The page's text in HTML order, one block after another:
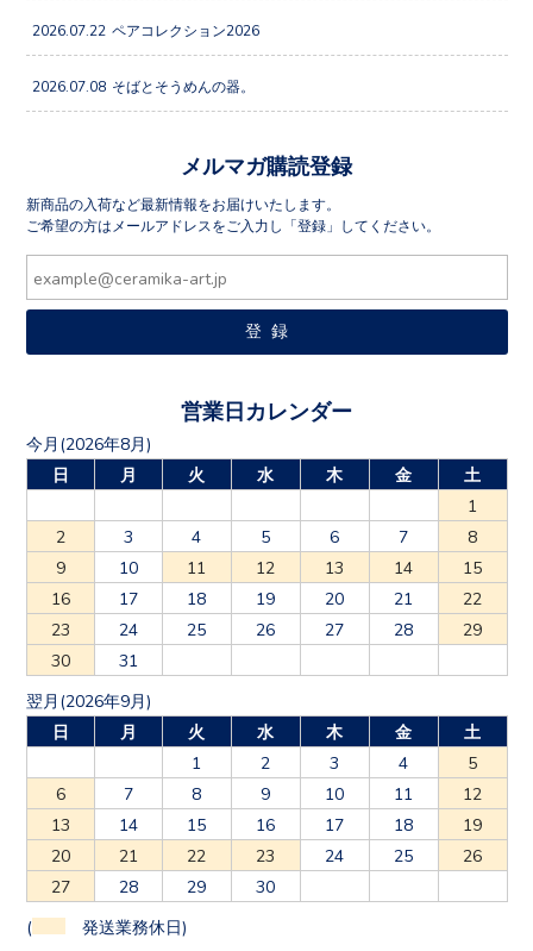
2026.07.22 ペアコレクション2026
2026.07.08 そばとそうめんの器。
メルマガ購読登録
新商品の入荷など最新情報をお届けいたします。
ご希望の方はメールアドレスをご入力し「登録」してください。
営業日カレンダー
今月(2026年8月)
日
月 火 水 木 金
土
1
2
3 4 5 6 7
8
9
10 11 12 13 14
15
16
17 18 19 20 21
22
23
24 25 26 27 28
29
30
31
翌月(2026年9月)
日
月 火 水 木 金
土
1
2 3 4
5
6
7 8 9 10 11
12
13
14 15 16 17 18
19
20
21 22 23 24 25
26
27
28 29 30
( 発送業務休日)